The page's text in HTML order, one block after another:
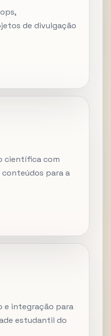
de divulgação
científica com
para a
e integração para
estudantil do